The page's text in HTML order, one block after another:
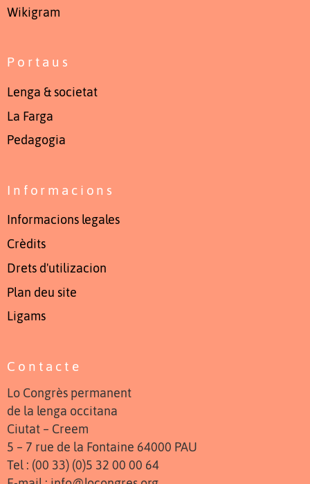
Wikigram
Portaus
Lenga & societat
La Farga
Pedagogia
Informacions
Informacions legales
Crèdits
Drets d'utilizacion
Plan deu site
Ligams
Contacte
Lo Congrès permanent
de la lenga occitana
Ciutat – Creem
5 – 7 rue de la Fontaine 64000 PAU
Tel : (00 33) (0)5 32 00 00 64